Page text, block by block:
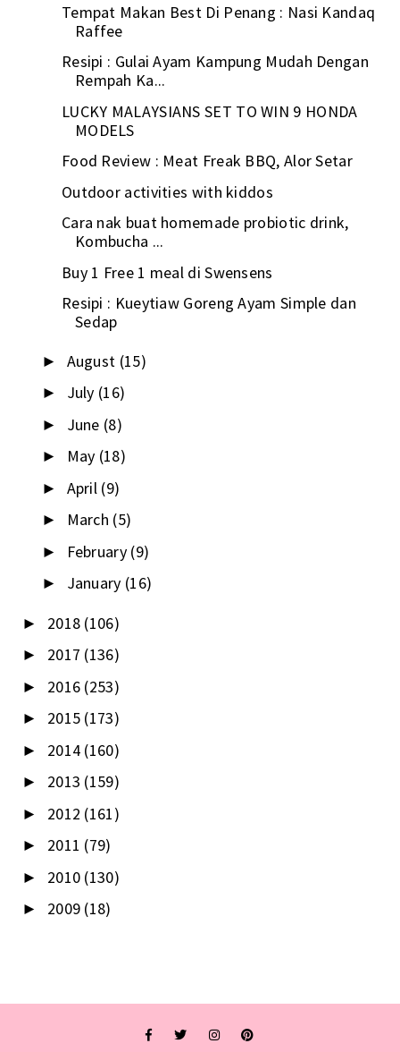
Tempat Makan Best Di Penang : Nasi Kandaq
Raffee
Resipi : Gulai Ayam Kampung Mudah Dengan
Rempah Ka...
LUCKY MALAYSIANS SET TO WIN 9 HONDA
MODELS
Food Review : Meat Freak BBQ, Alor Setar
Outdoor activities with kiddos
Cara nak buat homemade probiotic drink,
Kombucha ...
Buy 1 Free 1 meal di Swensens
Resipi : Kueytiaw Goreng Ayam Simple dan
Sedap
► August (15)
► July (16)
► June (8)
► May (18)
► April (9)
► March (5)
► February (9)
► January (16)
► 2018 (106)
► 2017 (136)
► 2016 (253)
► 2015 (173)
► 2014 (160)
► 2013 (159)
► 2012 (161)
► 2011 (79)
► 2010 (130)
► 2009 (18)